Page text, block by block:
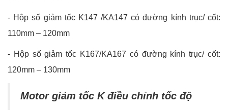
- Hộp số giảm tốc K147 /KA147 có đường kính trục/ cốt:
110mm – 120mm
- Hộp số giảm tốc K167/KA167 có đường kính trục/ cốt:
120mm – 130mm
Motor giảm tốc K điều chỉnh tốc độ